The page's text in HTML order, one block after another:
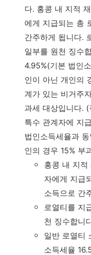
다. 홍콩 내 지적
에게 지급되는 총
간주하게 됩니다.
일부를 원천 징수
4.95%(기본 법인
인이 아닌 개인의
계가 있는 비거주
과세 대상입니다.
특수 관계자에 지
법인소득세율과
인의 경우 15% 부
홍콩 내 지적
자에게 지급
소득으로 간
로열티를 지
천 징수합니
일반 로열티
소득세율